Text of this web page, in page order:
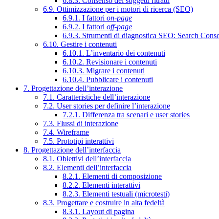
6.9. Ottimizzazione per i motori di ricerca (SEO)
6.9.1. I fattori on-page
6.9.2. I fattori off-page
6.9.3. Strumenti di diagnostica SEO: Search
6.10. Gestire i contenuti
6.10.1. L’inventario dei contenuti
6.10.2. Revisionare i contenuti
6.10.3. Migrare i contenuti
6.10.4. Pubblicare i contenuti
7. Progettazione dell’interazione
7.1. Caratteristiche dell’interazione
7.2. User stories per definire l’interazione
7.2.1. Differenza tra scenari e user stories
7.3. Flussi di interazione
7.4. Wireframe
7.5. Prototipi interattivi
8. Progettazione dell’interfaccia
8.1. Obiettivi dell’interfaccia
8.2. Elementi dell’interfaccia
8.2.1. Elementi di composizione
8.2.2. Elementi interattivi
8.2.3. Elementi testuali (microtesti)
8.3. Progettare e costruire in alta fedeltà
8.3.1. Layout di pagina